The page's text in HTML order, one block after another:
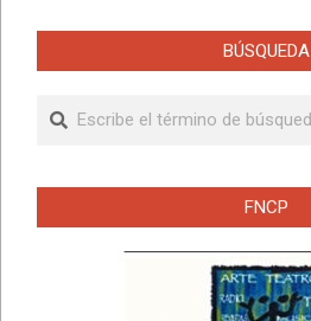
BÚSQUEDA
Buscar
FNCP